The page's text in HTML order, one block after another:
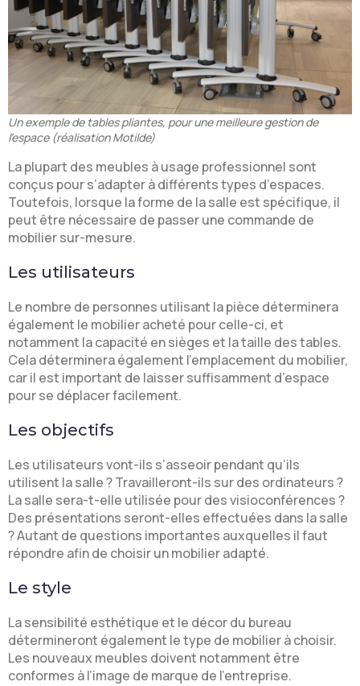
Un exemple de tables pliantes, pour une meilleure gestion de
l’espace (réalisation Motilde)
La plupart des meubles à usage professionnel sont
conçus pour s’adapter à différents types d’espaces.
Toutefois, lorsque la forme de la salle est spécifique, il
peut être nécessaire de passer une commande de
mobilier sur-mesure.
Les utilisateurs
Le nombre de personnes utilisant la pièce déterminera
également le mobilier acheté pour celle-ci, et
notamment la capacité en sièges et la taille des tables.
Cela déterminera également l’emplacement du mobilier,
car il est important de laisser suffisamment d’espace
pour se déplacer facilement.
Les objectifs
Les utilisateurs vont-ils s’asseoir pendant qu’ils
utilisent la salle ? Travailleront-ils sur des ordinateurs ?
La salle sera-t-elle utilisée pour des visioconférences ?
Des présentations seront-elles effectuées dans la salle
? Autant de questions importantes auxquelles il faut
répondre afin de choisir un mobilier adapté.
Le style
La sensibilité esthétique et le décor du bureau
détermineront également le type de mobilier à choisir.
Les nouveaux meubles doivent notamment être
conformes à l’image de marque de l’entreprise.